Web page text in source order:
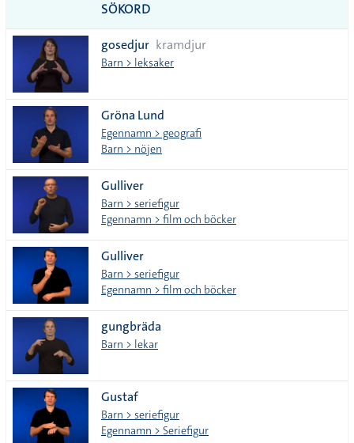
tecken
SÖKORD
gosedjur kramdjur
Barn > leksaker
Gröna Lund
Egennamn > geografi
Barn > nöjen
Gulliver
Barn > seriefigur
Egennamn > film och böcker
Gulliver
Barn > seriefigur
Egennamn > film och böcker
gungbräda
Barn > lekar
Gustaf
Barn > seriefigur
Egennamn > Seriefigur